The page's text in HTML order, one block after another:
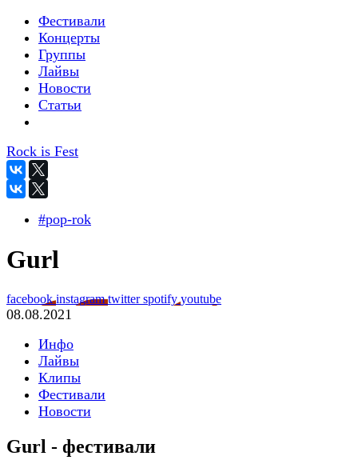
Фестивали
Концерты
Группы
Лайвы
Новости
Статьи
Rock is Fest
#pop-rok
Gurl
facebookinstagramtwitterspotifyyoutube
08.08.2021
Инфо
Лайвы
Клипы
Фестивали
Новости
Gurl - фестивали